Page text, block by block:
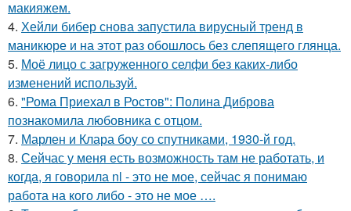
макияжем.
4. Хейли бибер снова запустила вирусный тренд в
маникюре и на этот раз обошлось без слепящего глянца.
5. Моё лицо с загруженного селфи без каких-либо
изменений используй.
6. "Рома Приехал в Ростов": Полина Диброва
познакомила любовника с отцом.
7. Марлен и Клара боу со спутниками, 1930-й год.
8. Сейчас у меня есть возможность там не работать, и
когда, я говорила nl - это не мое, сейчас я понимаю
работа на кого либо - это не мое ….